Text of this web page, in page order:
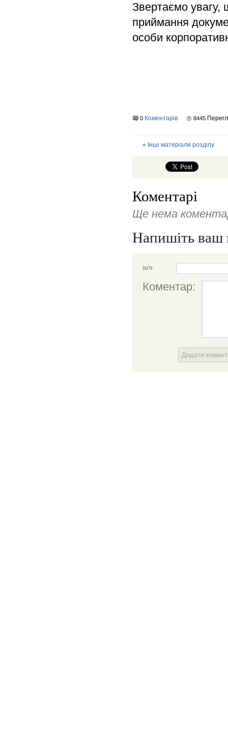
Звертаємо
приймання
особи
0 Коментарів 8445
Інші матеріали розділу
Коментарі
Ще нема
Напишіть ваш
Ім'я:
Коментар:
Додати